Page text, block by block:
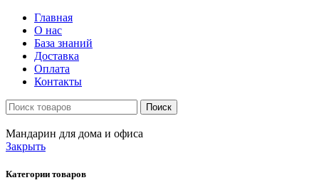
Главная
О нас
База знаний
Доставка
Оплата
Контакты
Поиск
Мандарин для дома и офиса
Закрыть
Категории товаров